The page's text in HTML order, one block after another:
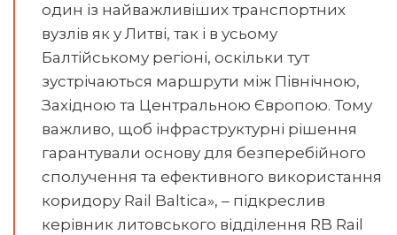
один із найважливіших транспортних
вузлів як у Литві, так і в усьому
Балтійському регіоні, оскільки тут
зустрічаються маршрути між Північною,
Західною та Центральною Європою. Тому
важливо, щоб інфраструктурні рішення
гарантували основу для безперебійного
сполучення та ефективного використання
коридору Rail Baltica», – підкреслив
керівник литовського відділення RB Rail